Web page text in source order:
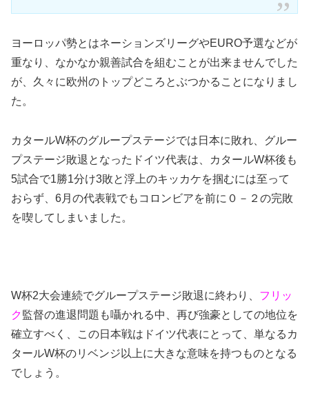
ヨーロッパ勢とはネーションズリーグやEURO予選などが
重なり、なかなか親善試合を組むことが出来ませんでした
が、久々に欧州のトップどころとぶつかることになりまし
た。
カタールW杯のグループステージでは日本に敗れ、グルー
プステージ敗退となったドイツ代表は、カタールW杯後も
5試合で1勝1分け3敗と浮上のキッカケを掴むには至って
おらず、6月の代表戦でもコロンビアを前に０－２の完敗
を喫してしまいました。
W杯2大会連続でグループステージ敗退に終わり、 フリッ
ク監督の進退問題も囁かれる中、再び強豪としての地位を
確立すべく、この日本戦はドイツ代表にとって、単なるカ
タールW杯のリベンジ以上に大きな意味を持つものとなる
でしょう。